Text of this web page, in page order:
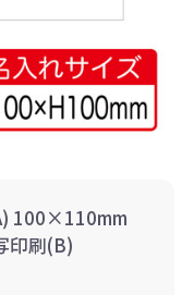
100×110mm
印刷(B)